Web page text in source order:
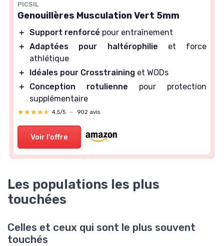
PICSIL
Genouillères Musculation Vert 5mm
＋ Support renforcé pour entraînement
＋ Adaptées pour haltérophilie et force
athlétique
＋
Idéales pour Crosstraining et WODs
＋
Conception rotulienne pour protection
supplémentaire
★★★★★
★★★★★ 4,5/5 — 902 avis
Voir l'offre
Les populations les plus
touchées
Celles et ceux qui sont le plus souvent
touchés